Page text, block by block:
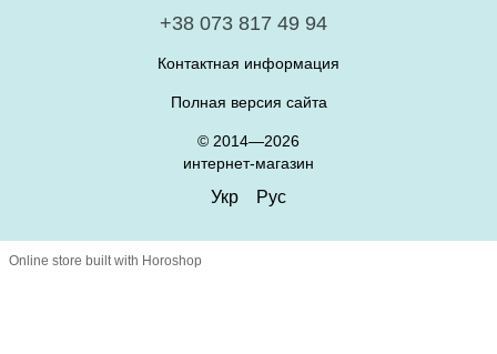
+38 073 817 49 94
Контактная информация
Полная версия сайта
© 2014—2026
интернет-магазин
Укр Рус
Online store built with Horoshop